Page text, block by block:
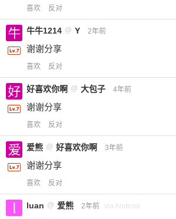
喜欢 反对
牛牛1214 @ Y 2年前
谢谢分享
喜欢 反对
好喜欢你啊 @ 大包子 4年前
谢谢分享
喜欢 反对
爱熊 @ 好喜欢你啊 3年前
谢谢分享
喜欢 反对
luan @ 爱熊 2年前 via Android